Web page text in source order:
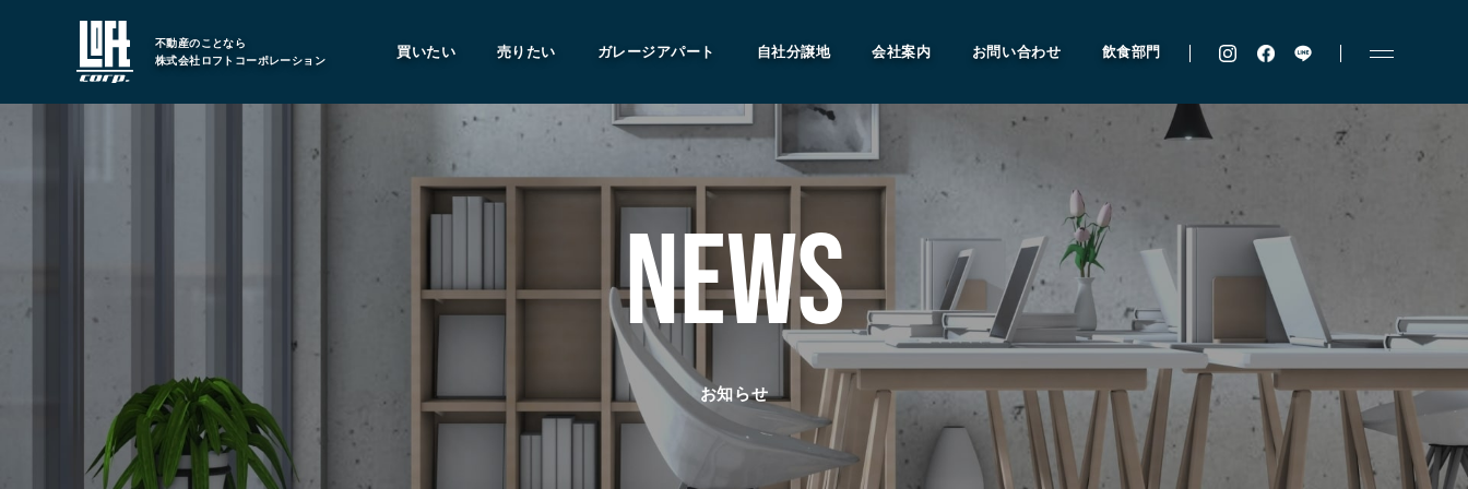
不動産のことなら
株式会社ロフトコーポレーション
買いたい 売りたい ガレージアパート 自社分譲地 会社案内 お問い合わせ 飲食部門
NEWS
お知らせ